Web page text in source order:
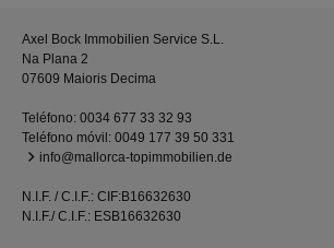
Axel Bock Immobilien Service S.L.
Na Plana 2
07609 Maioris Decima
Teléfono: 0034 677 33 32 93
Teléfono móvil: 0049 177 39 50 331
info@mallorca-topimmobilien.de
N.I.F. / C.I.F.: CIF:B16632630
N.I.F./ C.I.F.: ESB16632630